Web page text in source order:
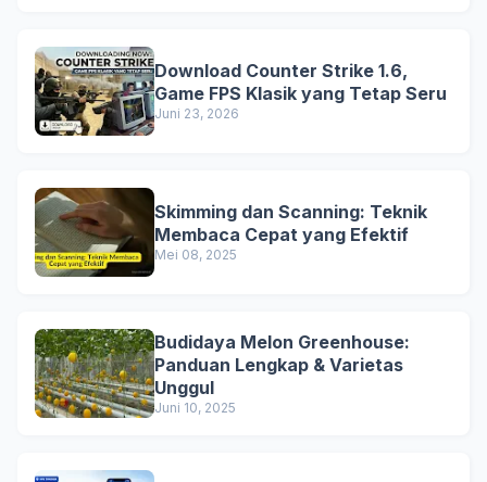
Download Counter Strike 1.6,
Game FPS Klasik yang Tetap Seru
Juni 23, 2026
Skimming dan Scanning: Teknik
Membaca Cepat yang Efektif
Mei 08, 2025
Budidaya Melon Greenhouse:
Panduan Lengkap & Varietas
Unggul
Juni 10, 2025